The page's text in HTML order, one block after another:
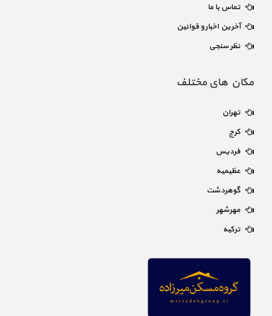
تماس با ما
آخرین اخبار و قوانین
نظر سنجی
مکان های مختلف
تهران
کرج
فردیس
عظیمیه
گوهردشت
مهرشهر
ترکیه